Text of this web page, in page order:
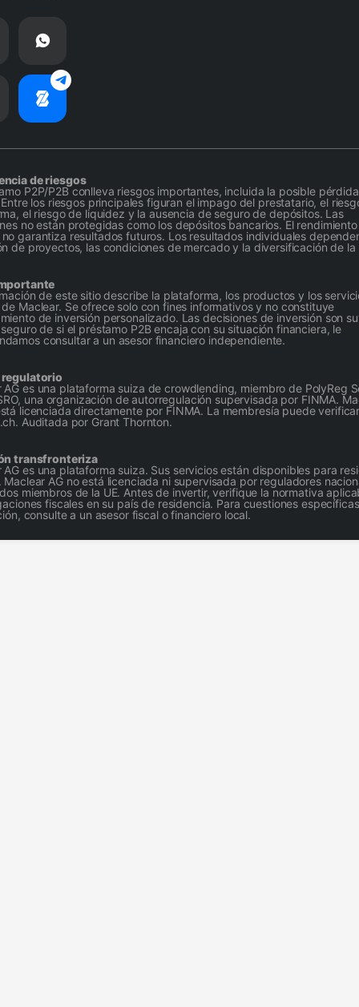
de riesgos
P2P/P2B conlleva riesgos importantes, incluida la posible
los riesgos principales figuran el impago del prestatario, el
el riesgo de liquidez y la ausencia de seguro de depósitos. Las
no están protegidas como los depósitos bancarios. El rendimiento
garantiza resultados futuros. Los resultados individuales
de proyectos, las condiciones de mercado y la diversificación de la
de este sitio describe la plataforma, los productos y los
Maclear. Se ofrece solo con fines informativos y no constituye
de inversión personalizado. Las decisiones de inversión son
de si el préstamo P2B encaja con su situación financiera, le
consultar a un asesor financiero independiente.
AG es una plataforma suiza de crowdlending, miembro de PolyReg
una organización de autorregulación supervisada por FINMA.
licenciada directamente por FINMA. La membresía puede
Auditada por Grant Thornton.
transfronteriza
AG es una plataforma suiza. Sus servicios están disponibles para
Maclear AG no está licenciada ni supervisada por reguladores
miembros de la UE. Antes de invertir, verifique la normativa
fiscales en su país de residencia. Para cuestiones
consulte a un asesor fiscal o financiero local.